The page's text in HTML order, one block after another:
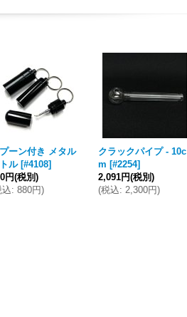
ーン付き メタル
ル [#4108]
円(税別)
込: 880円)
クラックパイプ - 10c
m [#2254]
2,091円(税別)
(税込: 2,300円)